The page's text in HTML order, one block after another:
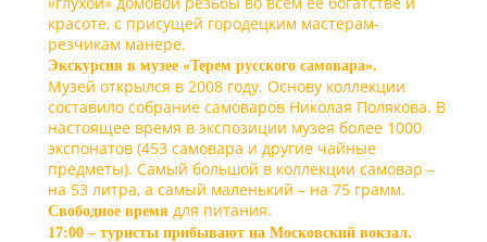
красоте, с присущей городецким мастерам-
резчикам манере.
Экскурсия в музее «Терем русского самовара».
Музей открылся в 2008 году. Основу коллекции
составило собрание самоваров Николая Полякова. В
настоящее время в экспозиции музея более 1000
экспонатов (453 самовара и другие чайные
предметы). Самый большой в коллекции самовар –
на 53 литра, а самый маленький – на 75 грамм.
Свободное время для питания.
17:00 – туристы прибывают на Московский вокзал.